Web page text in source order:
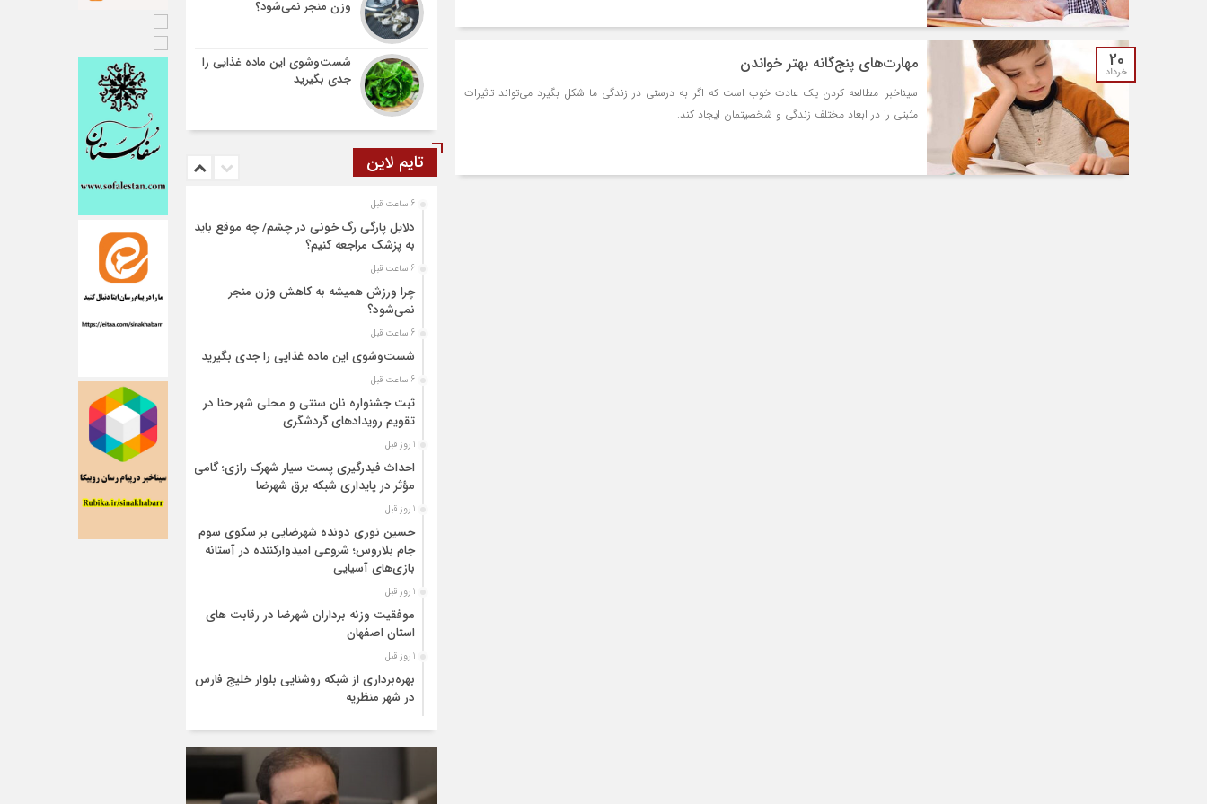
20
خرداد مهارت‌های پنج‌گانه بهتر خواندن
سیناخبر- مطالعه کردن یک عادت خوب است که اگر به درستی در زندگی ما شکل بگیرد می‌تواند تاثیرات
مثبتی را در ابعاد مختلف زندگی و شخصیتمان ایجاد کند.
وزن منجر نمی‌شود؟
شست‌وشوی این ماده غذایی را
جدی بگیرید
تایم لاین
6 ساعت قبل
دلایل پارگی رگ خونی در چشم/ چه موقع باید
به پزشک مراجعه کنیم؟
6 ساعت قبل
چرا ورزش همیشه به کاهش وزن منجر
نمی‌شود؟
6 ساعت قبل
شست‌وشوی این ماده غذایی را جدی بگیرید
6 ساعت قبل
ثبت جشنواره نان سنتی و محلی شهر حنا در
تقویم رویداد‌های گردشگری
1 روز قبل
احداث فیدرگیری پست سیار شهرک رازی؛ گامی
مؤثر در پایداری شبکه برق شهرضا
1 روز قبل
حسین نوری دونده شهرضایی بر سکوی سوم
جام بلاروس؛ شروعی امیدوارکننده در آستانه
بازی‌های آسیایی
1 روز قبل
موفقیت وزنه برداران شهرضا در رقابت های
استان اصفهان
1 روز قبل
بهره‌برداری از شبکه روشنایی بلوار خلیج فارس
در شهر منظریه
۱۰۰ میلیارد تومان به ساماندهی بستر رودخانه
های فصلی شهرضا و دهاقان اختصاص یافت